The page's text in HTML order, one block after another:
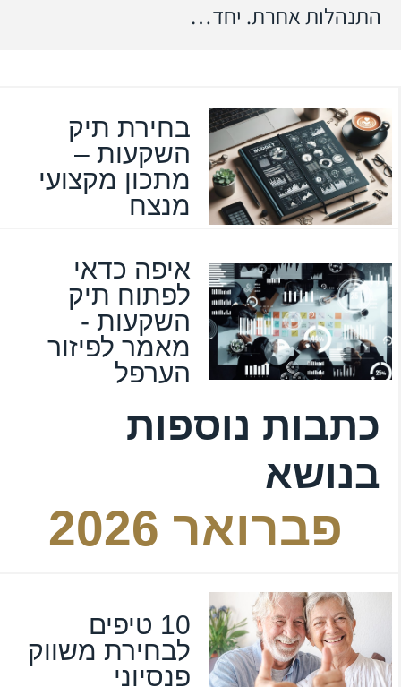
התנהלות אחרת. יחד…
בחירת תיק
השקעות –
מתכון מקצועי
מנצח
איפה כדאי
לפתוח תיק
השקעות -
מאמר לפיזור
הערפל
כתבות נוספות
בנושא
פברואר 2026
10 טיפים
לבחירת משווק
פנסיוני